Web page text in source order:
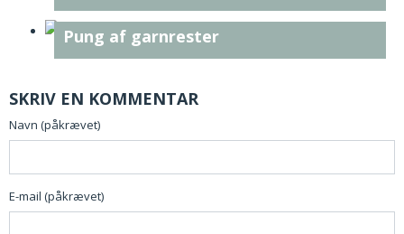
Pung af garnrester
SKRIV EN KOMMENTAR
Navn (påkrævet)
E-mail (påkrævet)